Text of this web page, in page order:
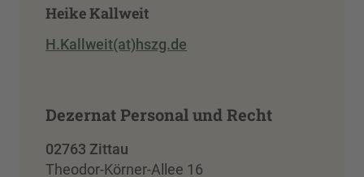
Heike Kallweit
H.Kallweit(at)hszg.de
Dezernat Personal und Recht
02763 Zittau
Theodor-Körner-Allee 16